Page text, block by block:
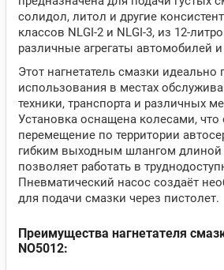
солидол, литол и другие
классов NLGI-2 и NLGI-3, из 12-
различные агрегаты автомобилей
Этот нагнетатель смазки идеально
использования в местах
техники, транспорта и различных
Установка оснащена колесами, что
перемещение по территории
гибким выходным шлангом длиной
позволяет работать в
Пневматический насос создаёт
для подачи смазки через пистолет.
Преимущества нагнетателя
NO5012: